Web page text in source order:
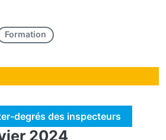
Formation
degrés des inspecteurs
2024